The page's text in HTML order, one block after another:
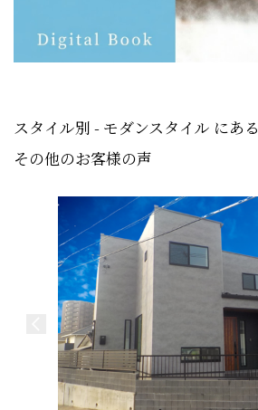
スタイル別 - モダンスタイル にある
その他のお客様の声